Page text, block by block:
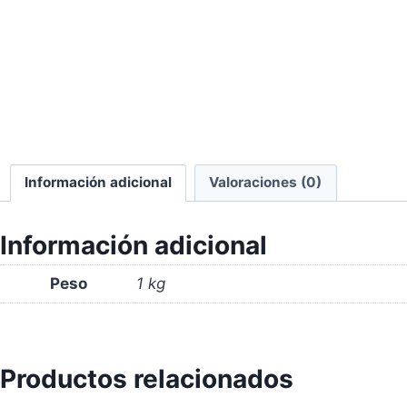
Información adicional Valoraciones (0)
Información adicional
Peso 1 kg
Productos relacionados